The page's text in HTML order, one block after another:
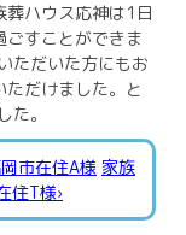
ハウス応神は1日
すことができま
ただいた方にもお
だけました。と
。
市在住A様 家族
住T様›